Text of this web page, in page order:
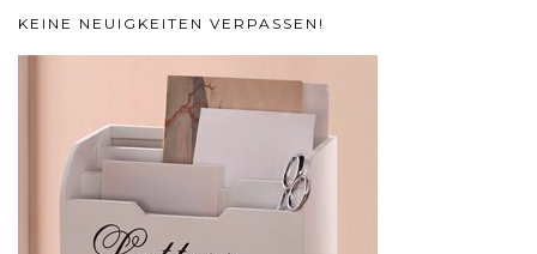
KEINE NEUIGKEITEN VERPASSEN!